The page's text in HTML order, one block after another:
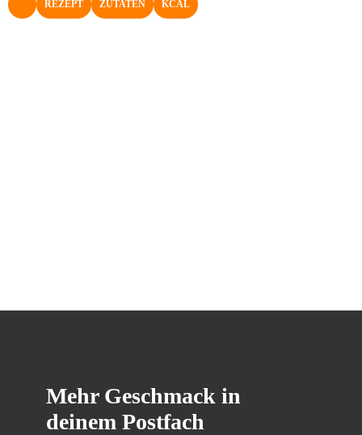
NACH OBEN
REZEPT ZUTATEN KCAL
Mehr Geschmack in
deinem Postfach